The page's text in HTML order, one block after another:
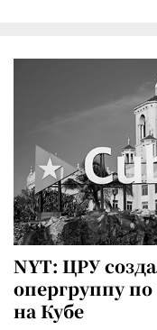
NYT: ЦРУ
опергруппу
на Кубе